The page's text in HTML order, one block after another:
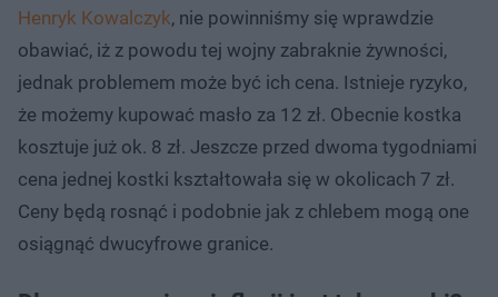
Henryk Kowalczyk, nie powinniśmy się wprawdzie
obawiać, iż z powodu tej wojny zabraknie żywności,
jednak problemem może być ich cena. Istnieje ryzyko,
że możemy kupować masło za 12 zł. Obecnie kostka
kosztuje już ok. 8 zł. Jeszcze przed dwoma tygodniami
cena jednej kostki kształtowała się w okolicach 7 zł.
Ceny będą rosnąć i podobnie jak z chlebem mogą one
osiągnąć dwucyfrowe granice.